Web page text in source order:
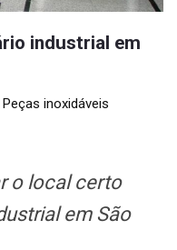
industrial em
Peças inoxidáveis
o local certo
em São